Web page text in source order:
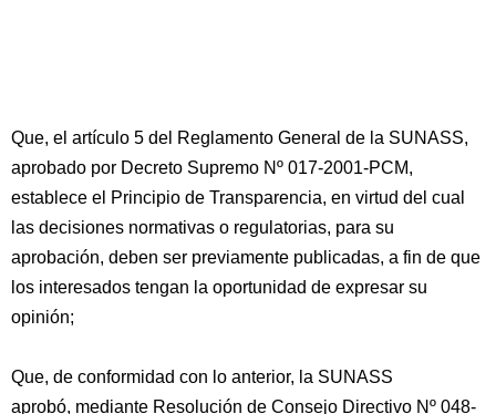
Que, el artículo 5 del Reglamento General de la SUNASS,
aprobado por Decreto Supremo Nº 017-2001-PCM,
establece el Principio de Transparencia, en virtud del cual
las decisiones normativas o regulatorias, para su
aprobación, deben ser previamente publicadas, a fin de que
los interesados tengan la oportunidad de expresar su
opinión;
Que, de conformidad con lo anterior, la SUNASS
aprobó, mediante Resolución de Consejo Directivo Nº 048-